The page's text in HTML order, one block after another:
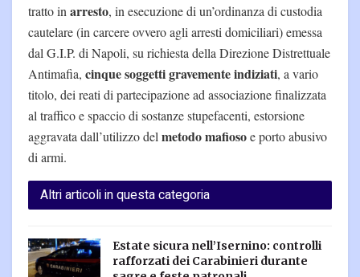
tratto in arresto, in esecuzione di un’ordinanza di custodia
cautelare (in carcere ovvero agli arresti domiciliari) emessa
dal G.I.P. di Napoli, su richiesta della Direzione Distrettuale
Antimafia, cinque soggetti gravemente indiziati, a vario
titolo, dei reati di partecipazione ad associazione finalizzata
al traffico e spaccio di sostanze stupefacenti, estorsione
aggravata dall’utilizzo del metodo mafiosoe porto abusivo
di armi.
Altri articoli in questa categoria
Estate sicura nell’Isernino: controlli
rafforzati dei Carabinieri durante